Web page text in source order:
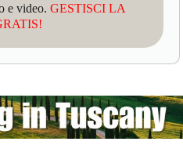
e video.GESTISCI LA